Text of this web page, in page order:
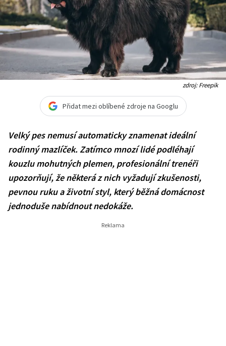
zdroj: Freepik
Přidat mezi oblíbené zdroje na Googlu
Velký pes nemusí automaticky znamenat ideální
rodinný mazlíček. Zatímco mnozí lidé podléhají
kouzlu mohutných plemen, profesionální trenéři
upozorňují, že některá z nich vyžadují zkušenosti,
pevnou ruku a životní styl, který běžná domácnost
jednoduše nabídnout nedokáže.